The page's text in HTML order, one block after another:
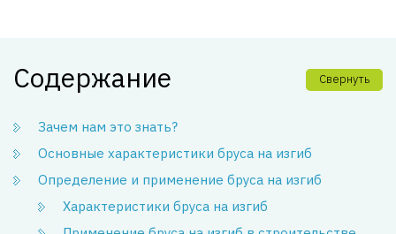
Содержание Свернуть
Зачем нам это знать?
Основные характеристики бруса на изгиб
Определение и применение бруса на изгиб
Характеристики бруса на изгиб